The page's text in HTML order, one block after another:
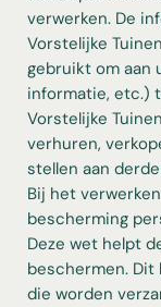
verwerken. De
Vorstelijke
gebruikt om aan
informatie, etc.)
Vorstelijke
verhuren,
stellen aan
Bij het
bescherming
Deze wet helpt
beschermen.
die worden